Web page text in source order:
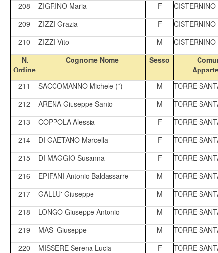
208
ZIGRINO Maria F
CISTERNINO
209
ZIZZI Grazia F
CISTERNINO
210
ZIZZI Vito M
CISTERNINO
N.
Ordine
Cognome Nome Sesso
211
SACCOMANNO Michele (*) M
TORRE
212
ARENA Giuseppe Santo M
TORRE
213
COPPOLA Alessia F
TORRE
214
DI GAETANO Marcella F
TORRE
215
DI MAGGIO Susanna F
TORRE
216
EPIFANI Antonio Baldassarre M
TORRE
217
GALLU' Giuseppe M
TORRE
218
LONGO Giuseppe Antonio M
TORRE
219
MASI Giuseppe M
TORRE
220
MISSERE Serena Lucia F
TORRE